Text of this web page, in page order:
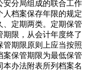
安分局组成的联合工作
档案保存年限的规定
定期两类。定期保管
限，从会计年度终了
管期限原则上应当按照
保管期限为最低保管
办法附表所列档案名